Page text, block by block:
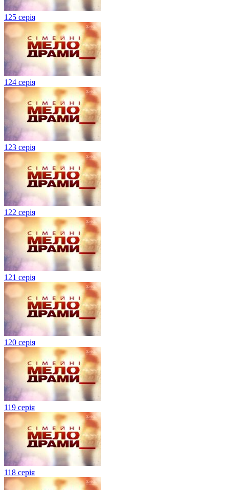
125 серія
124 серія
123 серія
122 серія
121 серія
120 серія
119 серія
118 серія